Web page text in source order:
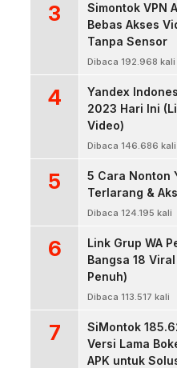
3
Simontok VPN
Bebas Akses
Tanpa Sensor
Dibaca 192.968 kali
4
Yandex
2023 Hari Ini
Video)
Dibaca 146.686 kali
5
5 Cara Nonton
Terlarang &
Dibaca 124.195 kali
6
Link Grup WA
Bangsa 18
Penuh)
Dibaca 113.517 kali
7
SiMontok
Versi Lama
APK untuk